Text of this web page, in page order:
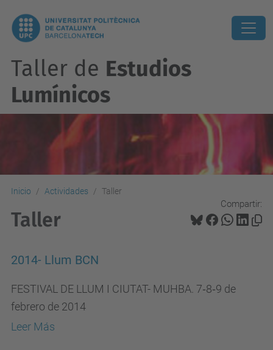
Taller de Estudios
Lumínicos
Inicio Actividades Taller
Compartir:
Taller
2014- Llum BCN
FESTIVAL DE LLUM I CIUTAT- MUHBA. 7‐8‐9 de
febrero de 2014
Leer Más